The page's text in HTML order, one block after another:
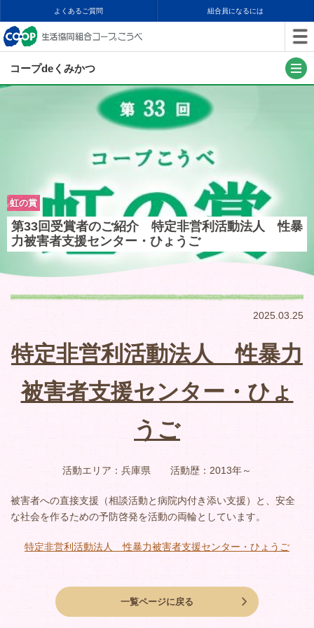
よくあるご質問 組合員になるには
コープdeくみかつ
虹の賞
第33回受賞者のご紹介 特定非営利活動法人 性暴
力被害者支援センター・ひょうご
2025.03.25
特定非営利活動法人 性暴力
被害者支援センター・ひょ
うご
活動エリア：兵庫県 活動歴：2013年～
被害者への直接支援（相談活動と病院内付き添い支援）と、安全
な社会を作るための予防啓発を活動の両輪としています。
特定非営利活動法人 性暴力被害者支援センター・ひょうご
一覧ページに戻る